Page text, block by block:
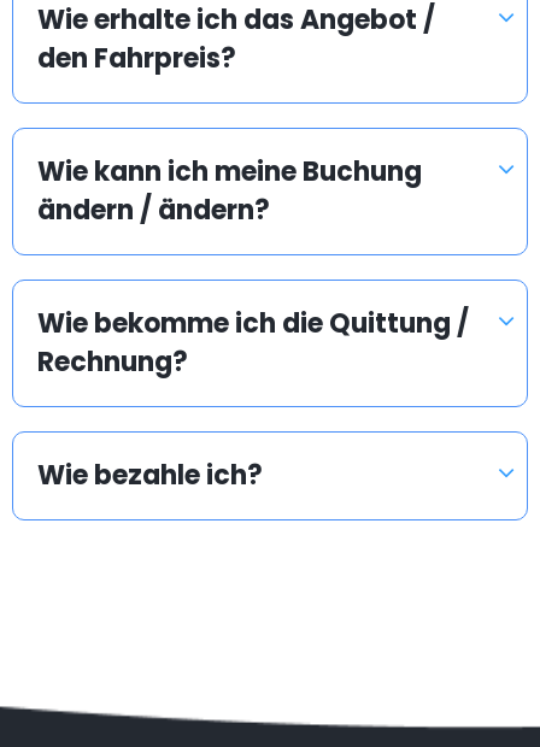
Wie erhalte ich das Angebot /
den Fahrpreis?
Wie kann ich meine Buchung
ändern / ändern?
Wie bekomme ich die Quittung /
Rechnung?
Wie bezahle ich?